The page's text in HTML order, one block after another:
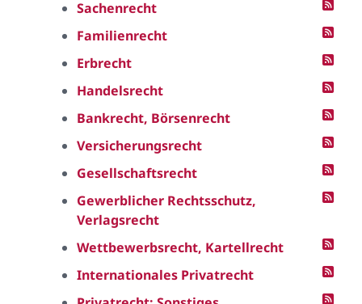
Sachenrecht
Familienrecht
Erbrecht
Handelsrecht
Bankrecht, Börsenrecht
Versicherungsrecht
Gesellschaftsrecht
Gewerblicher Rechtsschutz,
Verlagsrecht
Wettbewerbsrecht, Kartellrecht
Internationales Privatrecht